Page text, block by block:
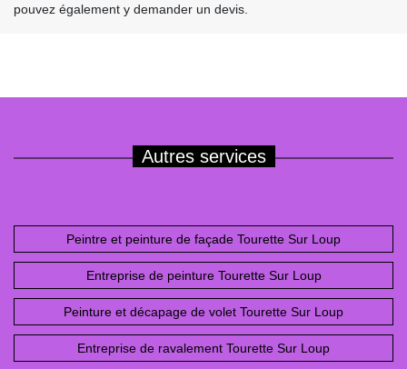
pouvez également y demander un devis.
Autres services
Peintre et peinture de façade Tourette Sur Loup
Entreprise de peinture Tourette Sur Loup
Peinture et décapage de volet Tourette Sur Loup
Entreprise de ravalement Tourette Sur Loup